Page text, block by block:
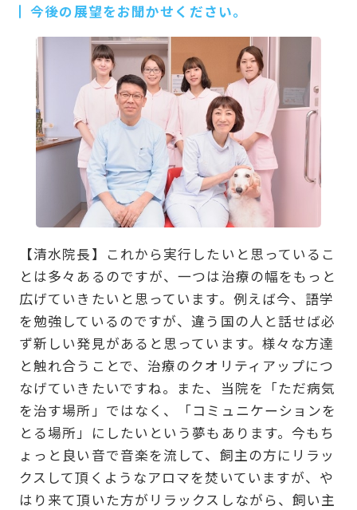
今後の展望をお聞かせください。
【清水院長】これから実行したいと思っているこ
とは多々あるのですが、一つは治療の幅をもっと
広げていきたいと思っています。例えば今、語学
を勉強しているのですが、違う国の人と話せば必
ず新しい発見があると思っています。様々な方達
と触れ合うことで、治療のクオリティアップにつ
なげていきたいですね。また、当院を「ただ病気
を治す場所」ではなく、「コミュニケーションを
とる場所」にしたいという夢もあります。今もち
ょっと良い音で音楽を流して、飼主の方にリラッ
クスして頂くようなアロマを焚いていますが、や
はり来て頂いた方がリラックスしながら、飼い主